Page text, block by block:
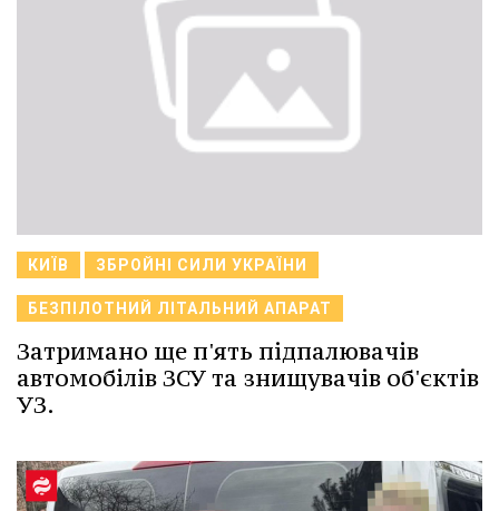
КИЇВ ЗБРОЙНІ СИЛИ УКРАЇНИ
БЕЗПІЛОТНИЙ ЛІТАЛЬНИЙ АПАРАТ
Затримано ще п'ять підпалювачів
автомобілів ЗСУ та знищувачів об'єктів
УЗ.